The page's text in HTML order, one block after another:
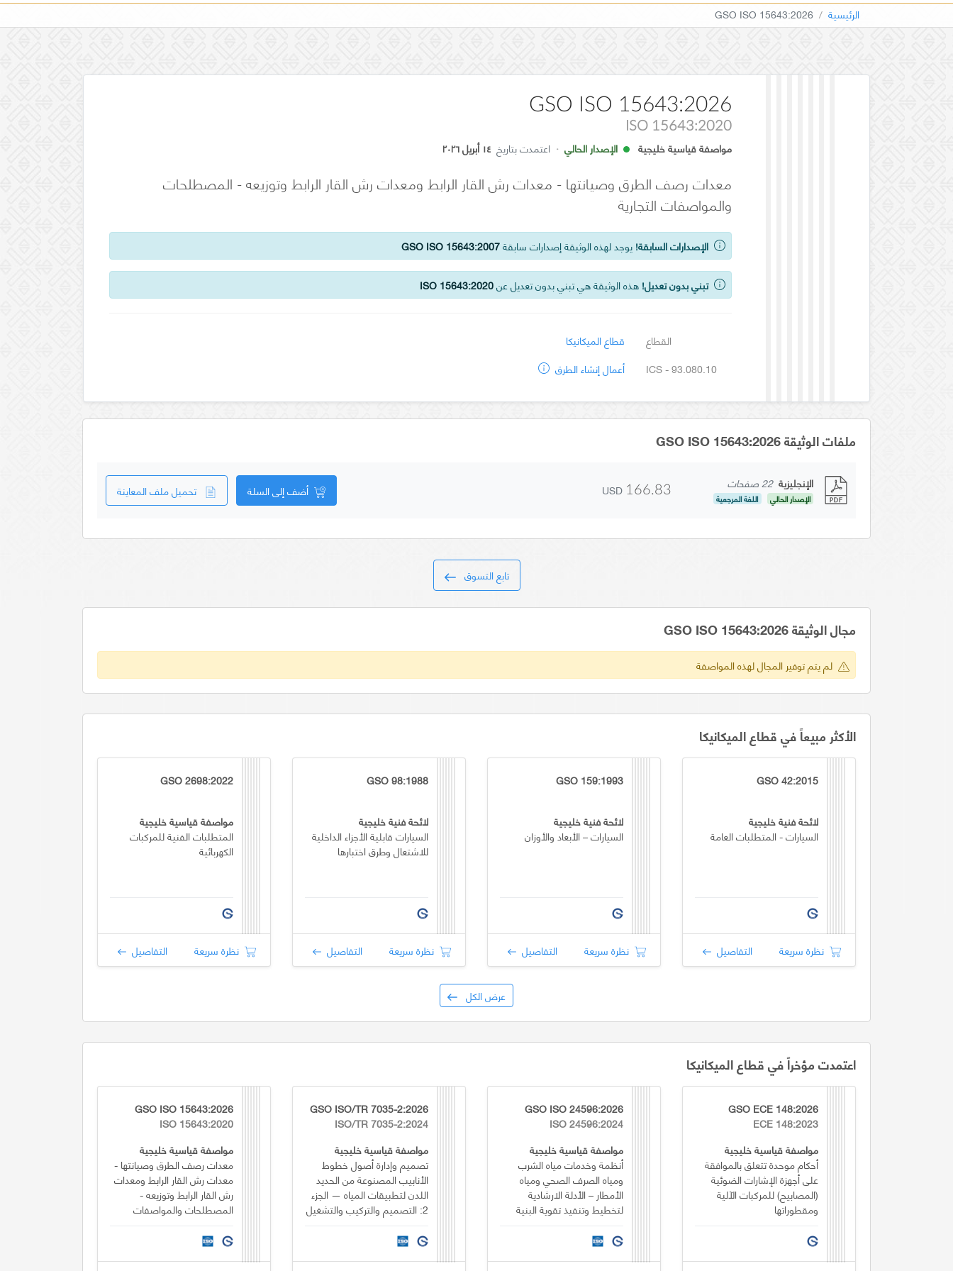
الرئيسية GSO ISO 15643:2026
GSO ISO 15643:2026
ISO 15643:2020
مواصفة قياسية خليجية الإصدار الحالي · اعتمدت بتاريخ ١٤ أبريل ٢٠٢٦
معدات رصف الطرق وصيانتها - معدات رش القار الرابط ومعدات رش القار الرابط وتوزيعه - المصطلحات
والمواصفات التجارية
الإصدارات السابقة! يوجد لهذه الوثيقة إصدارات سابقةGSO ISO 15643:2007
تبني بدون تعديل! هذه الوثيقة هي تبني بدون تعديل عنISO 15643:2020
القطاع
قطاع الميكانيكا
ICS - 93.080.10
أعمال إنشاء الطرق
ملفات الوثيقة GSO ISO 15643:2026
الإنجليزية 22 صفحات
الإصدار الحالي اللغة المرجعية USD 166.83 أضف إلى السلة تحميل ملف المعاينة
تابع التسوق
مجال الوثيقة GSO ISO 15643:2026
لم يتم توفير المجال لهذه المواصفة
الأكثر مبيعاً في قطاع الميكانيكا
GSO 42:2015
لائحة فنية خليجية
السيارات - المتطلبات العامة
نظرة سريعة التفاصيل
GSO 159:1993
لائحة فنية خليجية
السيارات – الأبعاد والأوزان
نظرة سريعة التفاصيل
GSO 98:1988
لائحة فنية خليجية
السيارات قابلية الأجزاء الداخلية
للاشتعال وطرق اختبارها
نظرة سريعة التفاصيل
GSO 2698:2022
مواصفة قياسية خليجية
المتطلبات الفنية للمركبات
الكهربائية
نظرة سريعة التفاصيل
عرض الكل
اعتمدت مؤخراً في قطاع الميكانيكا
GSO ECE 148:2026
ECE 148:2023
مواصفة قياسية خليجية
أحكام موحدة تتعلق بالموافقة
على أجهزة الإشارات الضوئية
(المصابيح) للمركبات الآلية
ومقطوراتها
GSO ISO 24596:2026
ISO 24596:2024
مواصفة قياسية خليجية
أنظمة وخدمات مياه الشرب
ومياه الصرف الصحي ومياه
الأمطار – الأدلة الارشادية
لتخطيط وتنفيذ تقوية البنية
الصرف الصحي
GSO ISO/TR 7035-2:2026
ISO/TR 7035-2:2024
مواصفة قياسية خليجية
تصميم وإدارة أصول خطوط
الأنابيب المصنوعة من الحديد
اللدن لتطبيقات المياه — الجزء
2: التصميم والتركيب والتشغيل
GSO ISO 15643:2026
ISO 15643:2020
مواصفة قياسية خليجية
معدات رصف الطرق وصيانتها -
معدات رش القار الرابط ومعدات
رش القار الرابط وتوزيعه -
المصطلحات والمواصفات